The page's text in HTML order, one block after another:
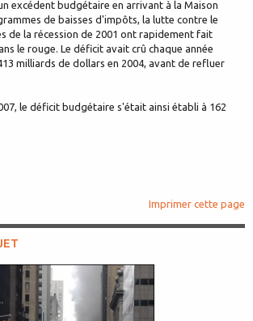
excédent budgétaire en arrivant à la Maison
de baisses d'impôts, la lutte contre le
de la récession de 2001 ont rapidement fait
le rouge. Le déficit avait crû chaque année
milliards de dollars en 2004, avant de refluer
le déficit budgétaire s'était ainsi établi à 162
Imprimer cette page